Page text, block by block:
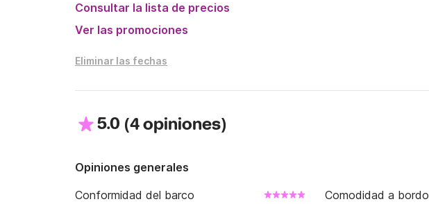
Consultar la lista de precios
Ver las promociones
Eliminar las fechas
5.0 (4 opiniones)
Opiniones generales
Conformidad del barco
Comodidad a bordo